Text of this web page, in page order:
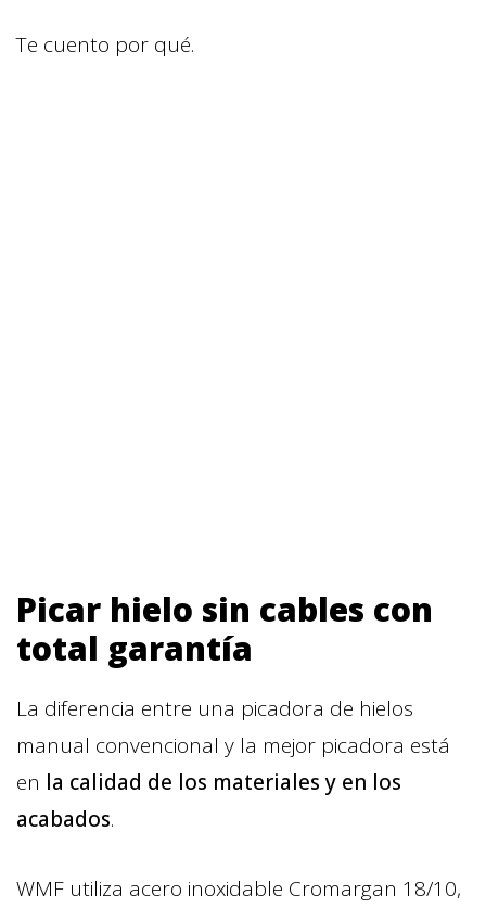
Te cuento por qué.
Picar hielo sin cables con
total garantía
La diferencia entre una picadora de hielos
manual convencional y la mejor picadora está
en la calidad de los materiales y en los
acabados.
WMF utiliza acero inoxidable Cromargan 18/10,